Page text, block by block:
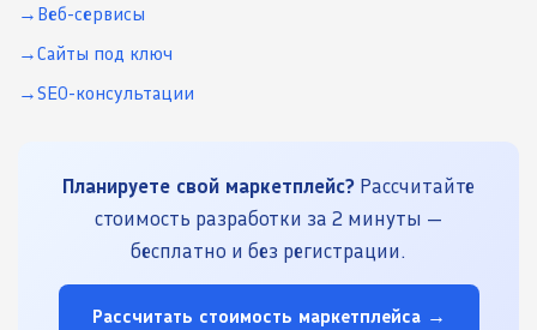
Веб-сервисы
Сайты под ключ
SEO-консультации
Планируете свой маркетплейс? Рассчитайте
стоимость разработки за 2 минуты —
бесплатно и без регистрации.
Рассчитать стоимость маркетплейса →